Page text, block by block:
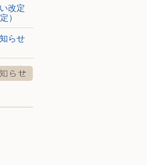
改定
）
らせ